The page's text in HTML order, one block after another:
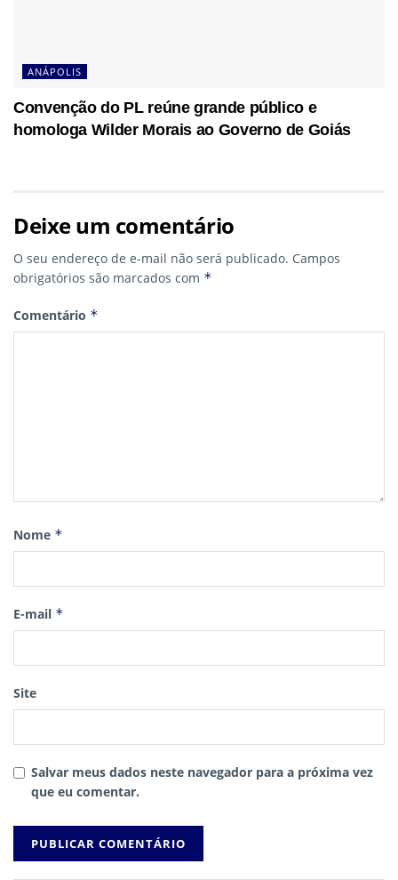
ANÁPOLIS
Convenção do PL reúne grande público e
homologa Wilder Morais ao Governo de Goiás
Deixe um comentário
O seu endereço de e-mail não será publicado. Campos
obrigatórios são marcados com *
Comentário *
Nome *
E-mail *
Site
Salvar meus dados neste navegador para a próxima vez
que eu comentar.